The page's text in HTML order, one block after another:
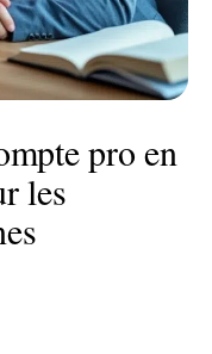
pro en
les